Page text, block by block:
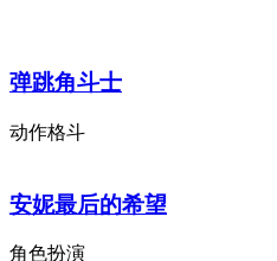
弹跳角斗士
动作格斗
安妮最后的希望
角色扮演